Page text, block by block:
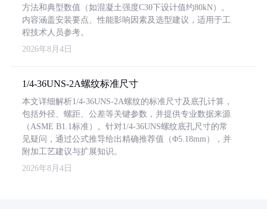
方法和典型数值（如混凝土强度C30下设计值约80kN）。
内容涵盖安装要点、性能影响因素及选型建议，适用于工
程技术人员参考。
2026年8月4日
1/4-36UNS-2A螺纹标准尺寸
本文详细解析1/4-36UNS-2A螺纹的标准尺寸及底孔计算，
包括外径、螺距、公差等关键参数，并提供专业数据来源
（ASME B1.1标准）。针对1/4-36UNS螺纹底孔尺寸的常
见疑问，通过公式推导给出精确推荐值（Φ5.18mm），并
附加工艺建议与扩展知识。
2026年8月4日